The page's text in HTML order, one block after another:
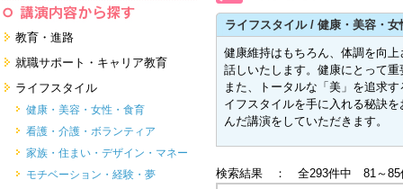
教育・進路
進学・受験
教員・保護者
子育て・フリーター・ニート
留学
すべて
就職サポート・キャリア教育
就職サポートツール対策
面接・ディスカッション・マナー
対策
就職．業界・企業研究
すべて
ライフスタイル
健康・美容・女性・食育
看護・介護・ボランティア
家族・住まい・デザイン・マネー
モチベーション・経験・夢
ライフスタイル / 健康・美容・
健康維持はもちろん、体調を向
話しいたします。健康にとって
また、トータルな「美」を追求
イフスタイルを手に入れる秘訣
んだ講演をしていただきます。
検索結果 ： 全293件中 81～85